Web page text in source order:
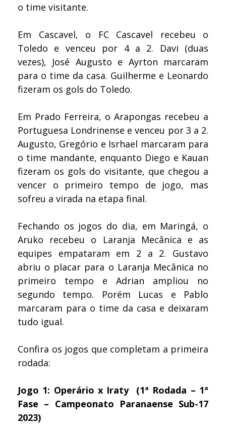
o time visitante.
Em Cascavel, o FC Cascavel recebeu o
Toledo e venceu por 4 a 2. Davi (duas
vezes), José Augusto e Ayrton marcaram
para o time da casa. Guilherme e Leonardo
fizeram os gols do Toledo.
Em Prado Ferreira, o Arapongas recebeu a
Portuguesa Londrinense e venceu por 3 a 2.
Augusto, Gregório e Isrhael marcaram para
o time mandante, enquanto Diego e Kauan
fizeram os gols do visitante, que chegou a
vencer o primeiro tempo de jogo, mas
sofreu a virada na etapa final.
Fechando os jogos do dia, em Maringá, o
Aruko recebeu o Laranja Mecânica e as
equipes empataram em 2 a 2. Gustavo
abriu o placar para o Laranja Mecânica no
primeiro tempo e Adrian ampliou no
segundo tempo. Porém Lucas e Pablo
marcaram para o time da casa e deixaram
tudo igual.
Confira os jogos que completam a primeira
rodada:
Jogo 1: Operário x Iraty (1ª Rodada – 1ª
Fase – Campeonato Paranaense Sub-17
2023)